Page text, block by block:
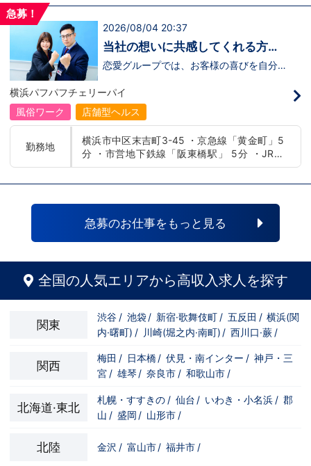
非ご覧ください(^^)鳥取米子で 「オトコの
480万円＋目標達成報奨金100万円☆※今
だけ限定引越し代も当社負担！！！
であればOK！②ご自身の車持ち込み
用時は時給変動あり）「今すぐ稼ぎた
い！」「業界に興味はあるけどちょっと不
安...」「運転が好き！」という方、大歓
迎！スピード採用中につき、ご応募はお急
喜びを自分自身の喜びに感じられるような
人物を求めています！・接客が好き・お客
様が笑顔になると自分も嬉しい・お客様だ
けでなく、働く仲間もキャストさんも笑顔
為にはどうしたらいいのか？を考えられる
上記のような方が当グループでは活躍の場
を広げています。他にも…・失敗しても諦
い！・環境を変えてチャレンジしたい！・
経験がないからダメという事は一切なく、
自分の将来のビジョンの為にこうしたい！
こうなりたい！と強い意志を持ってる方に
も平等にチャンスがある職場になっていま
す。今働いてる先輩方は、異業種から転職
してきた方が圧倒的に多いです。「ちょっ
と求めてる人物像と自分は違うかも…？」
と思う方もいると思います。ですが、よく
考えてください。全てが当てはまる人の方
が少ないと思います。ココは自分にも当て
はまる！で十分なんです。まずは応募し
さい。その後、私たちの想いを説明させて
いただきます。その話の中で共感できる
か/出来ないかだと思います。ご応募お待
■横浜エリア：神奈川県横浜市中区 ・京急線
黄金町駅、日ノ出町駅 ・市営地下鉄阪東橋
駅、伊勢佐木長者町駅 ・JR横浜線関内駅 ■札
幌エリア：北海道札幌市 地下鉄南北線すすき
の駅
急募！
2026/08/04 20:37
当社の想いに共感してくれる方、
大募集‼
恋愛グループでは、お客様の喜びを自分自
います！・接客が好き・お客様が笑顔にな
ると自分も嬉しい・お客様だけでなく、働
く仲間もキャストさんも笑顔になると嬉し
い・喜んで(楽しんで)もらう為にはどうし
方が当グループでは活躍の場を広げていま
す。他にも…・失敗しても諦めない！・と
にかくやる気だけは負けない！・環境を変
をあげたい！など。接客業経験がないから
ジョンの為にこうしたい！こうなりたい！
と強い意志を持ってる方にも平等にチャン
スがある職場になっています。その為、未
経験からの応募も大歓迎です。今働いてる
倒的に多いです。「ちょっと求めてる人物
像と自分は違うかも…？」と思う方もいる
と思います。ですが、よく考えてくださ
い。全てが当てはまる人の方が少ないと思
います。ココは自分にも当てはまる！で十
分なんです。まずは応募して、面接時にあ
なたの想いを聞かせてください。その後、
その話の中で共感できるか/出来ないかだ
と思います。ご応募お待ちしておりま
す！！
横浜パフパフチェリーパイ
風俗ワーク
店舗型ヘルス
勤務地
横浜市中区末吉町3-45 ・京急線「黄金町」5
分 ・市営地下鉄線「阪東橋駅」 5分 ・JR線
「関内駅」15分
急募のお仕事をもっと見る
全国の人気エリアから高収入求人を探す
関東
渋谷 / 池袋 / 新宿·歌舞伎町 / 五反田 / 横浜(関
内·曙町) / 川崎(堀之内·南町) / 西川口·蕨 /
関西
梅田 / 日本橋 / 伏見・南インター / 神戸・三
宮 / 雄琴 / 奈良市 / 和歌山市 /
北海道·東北
札幌・すすきの / 仙台 / いわき・小名浜 / 郡
山 / 盛岡 / 山形市 /
北陸 金沢 / 富山市 / 福井市 /